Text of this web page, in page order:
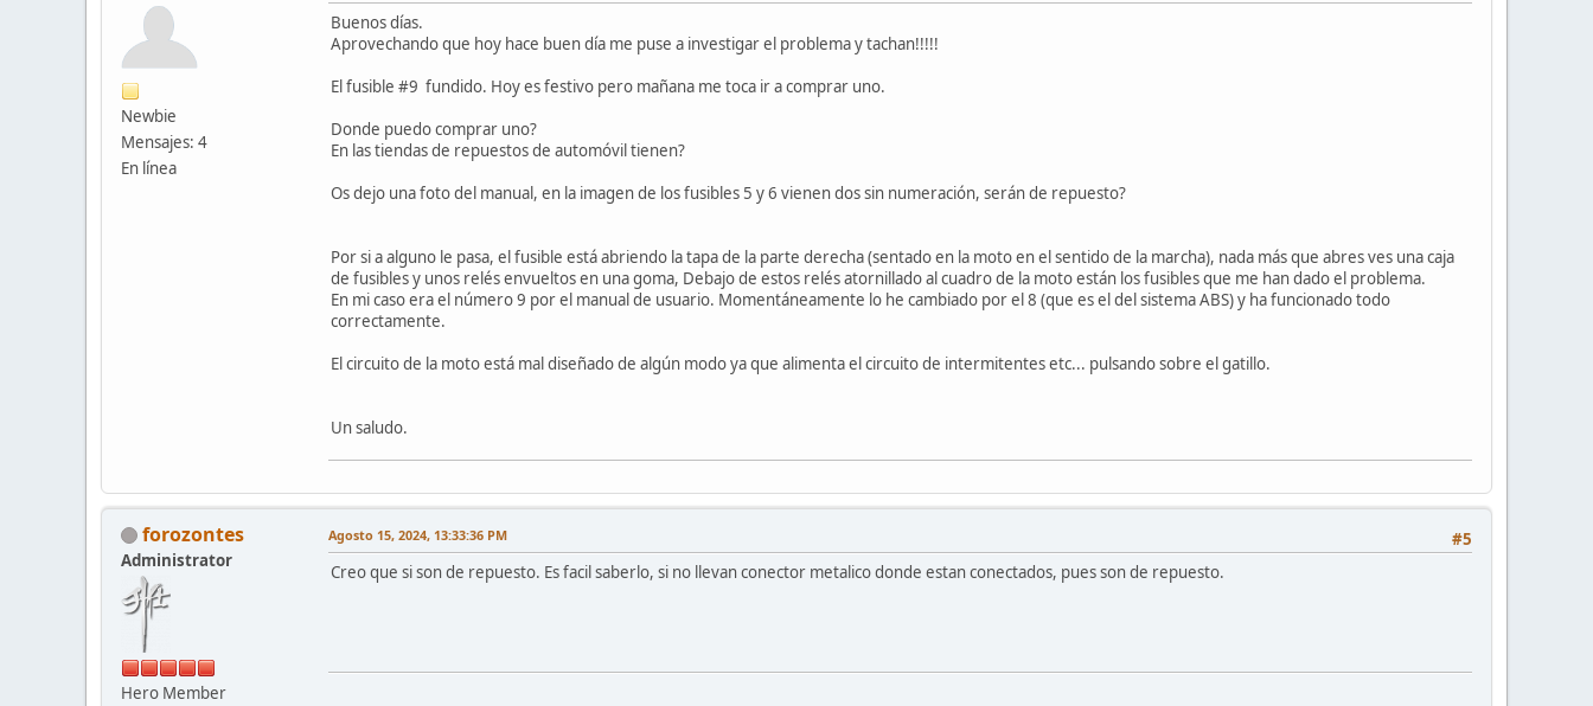
Newbie
Mensajes: 4
En línea
Buenos días.
Aprovechando que hoy hace buen día me puse a investigar el problema y tachan!!!!!
El fusible #9 fundido. Hoy es festivo pero mañana me toca ir a comprar uno.
Donde puedo comprar uno?
En las tiendas de repuestos de automóvil tienen?
Os dejo una foto del manual, en la imagen de los fusibles 5 y 6 vienen dos sin numeración, serán de repuesto?
Por si a alguno le pasa, el fusible está abriendo la tapa de la parte derecha (sentado en la moto en el sentido de la marcha), nada más que abres ves una caja
de fusibles y unos relés envueltos en una goma, Debajo de estos relés atornillado al cuadro de la moto están los fusibles que me han dado el problema.
En mi caso era el número 9 por el manual de usuario. Momentáneamente lo he cambiado por el 8 (que es el del sistema ABS) y ha funcionado todo
correctamente.
El circuito de la moto está mal diseñado de algún modo ya que alimenta el circuito de intermitentes etc... pulsando sobre el gatillo.
Un saludo.
forozontes
Administrator
Hero Member
#5
Agosto 15, 2024, 13:33:36 PM
Creo que si son de repuesto. Es facil saberlo, si no llevan conector metalico donde estan conectados, pues son de repuesto.